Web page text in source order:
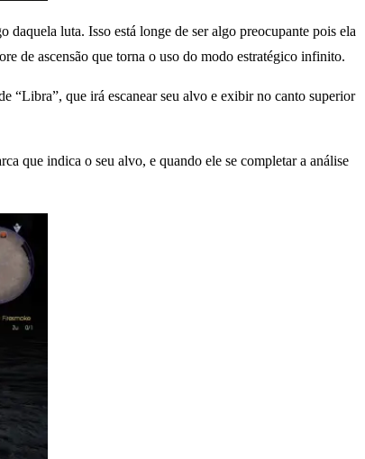
luta. Isso está longe de ser algo preocupante pois ela
de ascensão que torna o uso do modo estratégico infinito.
“Libra”, que irá escanear seu alvo e exibir no canto superior
que indica o seu alvo, e quando ele se completar a análise